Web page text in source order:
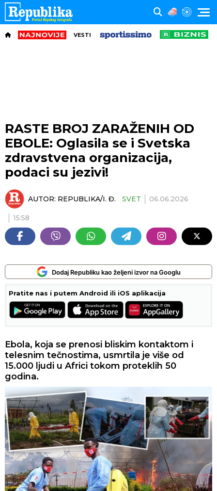
VESTI
RASTE BROJ ZARAŽENIH OD
EBOLE: Oglasila se i Svetska
zdravstvena organizacija,
podaci su jezivi!
AUTOR: REPUBLIKA/I. Đ. SVET 06.06.2026
15:58
Dodaj Republiku kao željeni izvor na Googlu
Pratite nas i putem Android ili iOS aplikacija
Ebola, koja se prenosi bliskim kontaktom i
telesnim tečnostima, usmrtila je više od
15.000 ljudi u Africi tokom proteklih 50
godina.